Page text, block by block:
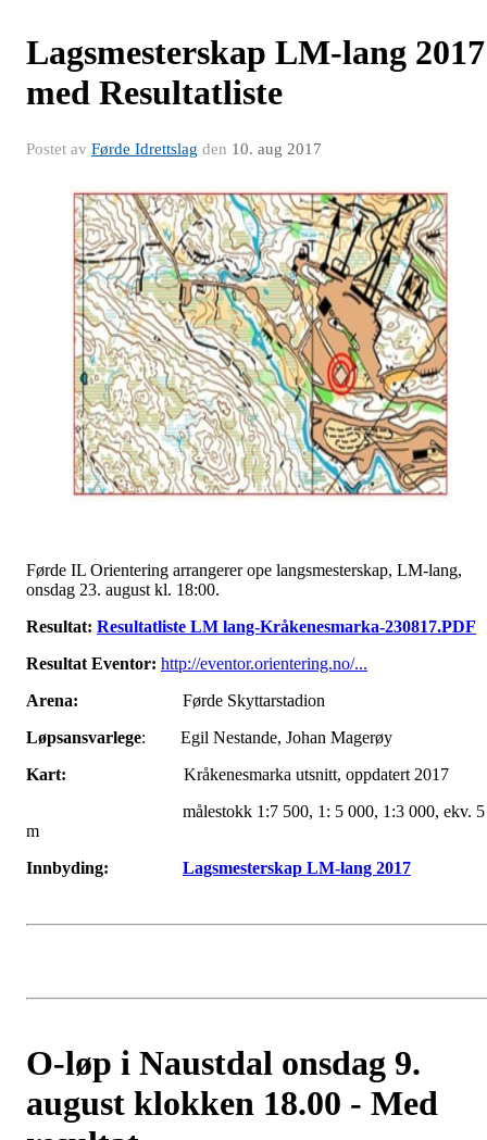
Lagsmesterskap LM-lang 2017
med Resultatliste
Postet av Førde Idrettslag den 10. aug 2017
Førde IL Orientering arrangerer ope langsmesterskap, LM-lang,
onsdag 23. august kl. 18:00.
Resultat: Resultatliste LM lang-Kråkenesmarka-230817.PDF
Resultat Eventor: http://eventor.orientering.no/...
Arena:
Førde Skyttarstadion
Løpsansvarlege: Egil Nestande, Johan Magerøy
Kart: Kråkenesmarka utsnitt, oppdatert 2017
målestokk 1:7 500, 1: 5 000, 1:3 000, ekv. 5
m
Innbyding: Lagsmesterskap LM-lang 2017
O-løp i Naustdal onsdag 9.
august klokken 18.00 - Med